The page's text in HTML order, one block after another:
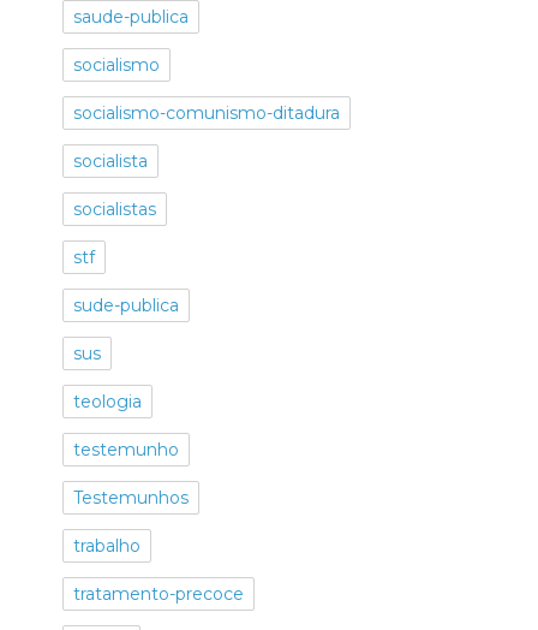
saude-publica
socialismo
socialismo-comunismo-ditadura
socialista
socialistas
stf
sude-publica
sus
teologia
testemunho
Testemunhos
trabalho
tratamento-precoce